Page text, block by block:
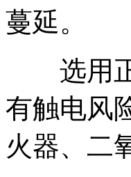
蔓延。
选用正
有触电风
火器、二